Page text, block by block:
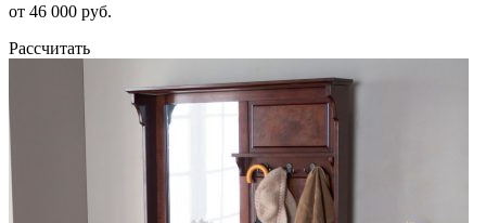
от 46 000 руб.
Рассчитать